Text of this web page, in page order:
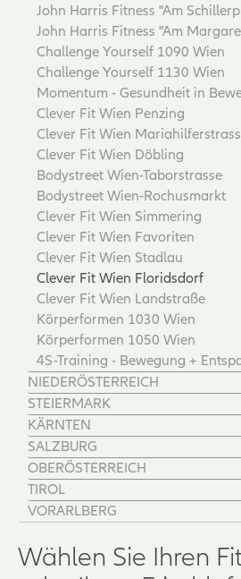
John Harris Fitness "Am
John Harris Fitness "Am
Challenge Yourself 1090 Wien
Challenge Yourself 1130 Wien
Momentum - Gesundheit in
Clever Fit Wien Penzing
Clever Fit Wien
Clever Fit Wien Döbling
Bodystreet Wien-Taborstrasse
Bodystreet Wien-Rochusmarkt
Clever Fit Wien Simmering
Clever Fit Wien Favoriten
Clever Fit Wien Stadlau
Clever Fit Wien Floridsdorf
Clever Fit Wien Landstraße
Körperformen 1030 Wien
Körperformen 1050 Wien
NIEDERÖSTERREICH
STEIERMARK
KÄRNTEN
SALZBURG
OBERÖSTERREICH
TIROL
VORARLBERG
Wählen Sie Ihren